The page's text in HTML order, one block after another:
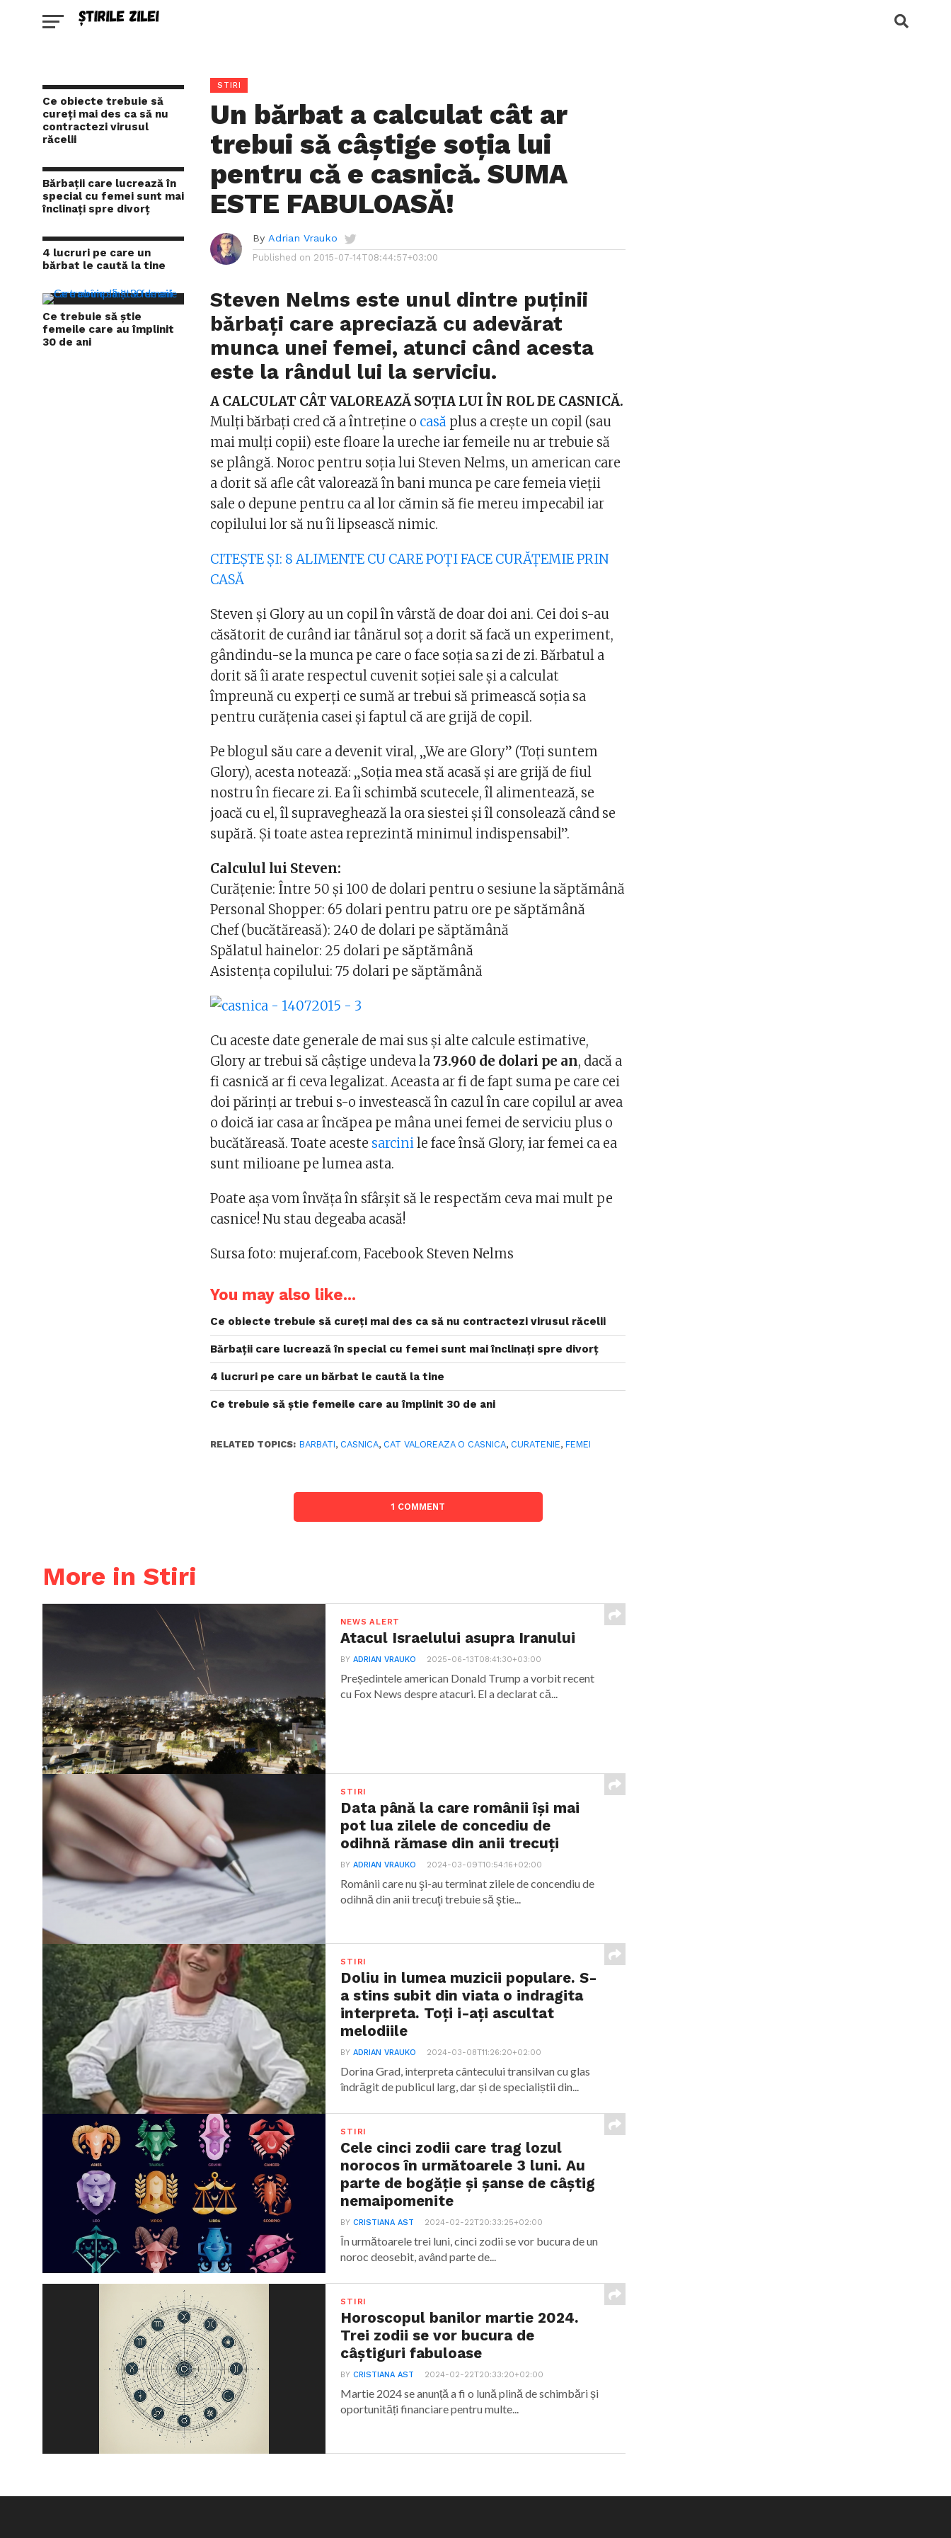
Ce obiecte trebuie să
cureți mai des ca să nu
contractezi virusul
răcelii
Bărbații care lucrează în
special cu femei sunt mai
înclinați spre divorț
4 lucruri pe care un
bărbat le caută la tine
Ce trebuie să știe
femeile care au împlinit
30 de ani
STIRI
Un bărbat a calculat cât ar
trebui să câștige soția lui
pentru că e casnică. SUMA
ESTE FABULOASĂ!
By Adrian Vrauko
Published on 2015-07-14T08:44:57+03:00
Steven Nelms este unul dintre puținii
bărbați care apreciază cu adevărat
munca unei femei, atunci când acesta
este la rândul lui la serviciu.
A CALCULAT CÂT VALOREAZĂ SOȚIA LUI ÎN ROL DE CASNICĂ.
Mulți bărbați cred că a întreține o casă plus a crește un copil (sau
mai mulți copii) este floare la ureche iar femeile nu ar trebuie să
se plângă. Noroc pentru soția lui Steven Nelms, un american care
a dorit să afle cât valorează în bani munca pe care femeia vieții
sale o depune pentru ca al lor cămin să fie mereu impecabil iar
copilului lor să nu îi lipsească nimic.
CITEȘTE ȘI: 8 ALIMENTE CU CARE POȚI FACE CURĂȚEMIE PRIN
CASĂ
Steven și Glory au un copil în vârstă de doar doi ani. Cei doi s-au
căsătorit de curând iar tânărul soț a dorit să facă un experiment,
gândindu-se la munca pe care o face soția sa zi de zi. Bărbatul a
dorit să îi arate respectul cuvenit soției sale și a calculat
împreună cu experți ce sumă ar trebui să primească soția sa
pentru curățenia casei și faptul că are grijă de copil.
Pe blogul său care a devenit viral, „We are Glory” (Toți suntem
Glory), acesta notează: „Soția mea stă acasă și are grijă de fiul
nostru în fiecare zi. Ea îi schimbă scutecele, îl alimentează, se
joacă cu el, îl supraveghează la ora siestei și îl consolează când se
supără. Și toate astea reprezintă minimul indispensabil”.
Calculul lui Steven:
Curățenie: Între 50 și 100 de dolari pentru o sesiune la săptămână
Personal Shopper: 65 dolari pentru patru ore pe săptămână
Chef (bucătăreasă): 240 de dolari pe săptămână
Spălatul hainelor: 25 dolari pe săptămână
Asistența copilului: 75 dolari pe săptămână
Cu aceste date generale de mai sus și alte calcule estimative,
Glory ar trebui să câștige undeva la73.960 de dolari pe an, dacă a
fi casnică ar fi ceva legalizat. Aceasta ar fi de fapt suma pe care cei
doi părinți ar trebui s-o investească în cazul în care copilul ar avea
o doică iar casa ar încăpea pe mâna unei femei de serviciu plus o
bucătăreasă. Toate aceste sarcinile face însă Glory, iar femei ca ea
sunt milioane pe lumea asta.
Poate așa vom învăța în sfârșit să le respectăm ceva mai mult pe
casnice! Nu stau degeaba acasă!
Sursa foto: mujeraf.com, Facebook Steven Nelms
You may also like...
Ce obiecte trebuie să cureți mai des ca să nu contractezi virusul răcelii
Bărbații care lucrează în special cu femei sunt mai înclinați spre divorț
4 lucruri pe care un bărbat le caută la tine
Ce trebuie să știe femeile care au împlinit 30 de ani
RELATED TOPICS: BARBATI, CASNICA, CAT VALOREAZA O CASNICA, CURATENIE,FEMEI
1 COMMENT
More in Stiri
NEWS ALERT
Atacul Israelului asupra Iranului
BYADRIAN VRAUKO 2025-06-13T08:41:30+03:00
Președintele american Donald Trump a vorbit recent
cu Fox News despre atacuri. El a declarat că...
STIRI
Data până la care românii îşi mai
pot lua zilele de concediu de
odihnă rămase din anii trecuţi
BYADRIAN VRAUKO 2024-03-09T10:54:16+02:00
Românii care nu şi-au terminat zilele de concendiu de
odihnă din anii trecuţi trebuie să ştie...
STIRI
Doliu in lumea muzicii populare. S-
a stins subit din viata o indragita
interpreta. Toți i-ați ascultat
melodiile
BYADRIAN VRAUKO 2024-03-08T11:26:20+02:00
Dorina Grad, interpreta cântecului transilvan cu glas
îndrăgit de publicul larg, dar și de specialiștii din...
STIRI
Cele cinci zodii care trag lozul
norocos în următoarele 3 luni. Au
parte de bogăție și șanse de câștig
nemaipomenite
BYCRISTIANA AST 2024-02-22T20:33:25+02:00
În următoarele trei luni, cinci zodii se vor bucura de un
noroc deosebit, având parte de...
STIRI
Horoscopul banilor martie 2024.
Trei zodii se vor bucura de
câștiguri fabuloase
BYCRISTIANA AST 2024-02-22T20:33:20+02:00
Martie 2024 se anunță a fi o lună plină de schimbări și
oportunități financiare pentru multe...